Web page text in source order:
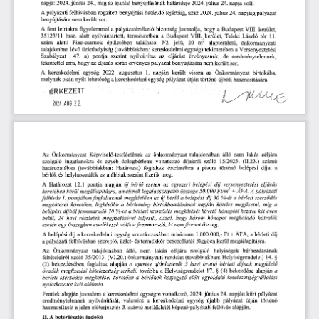
napja: 2024. június 24., míg az ajánlat benyújtásának határideje 2024. július 24. napja volt.
A pályázati felhívásban rögzített benyújtási határidő lejártáig, azaz 2024. július 24. napjáig pályázat
benyújtására nem került sor.
A fent leírtakra figyelemmel a pályázatértékelö bizottság javasolja, hogy a Budapest VIII. kerület,
35123/11 hrsz. alatt nyilvántartott, természetben a Budapest VIII. kerület, Teleki László tér 11.
szám
alatti Piac-csarnok épületében található, J/2. jelű, 20 m2 alapterületű,
önkormányzati
tulajdonban lévő üzlethelyiség (továbbiakban: kereskedelmi egység) tekintetében a Versenyeztetési
Szabályzat
47. a) pontja szerint nyilvánítsa az eljárást érvényesnek, de eredménytelennek,
tekintettel arra, hogy az eljárás során érvényes pályázatbenyújtására nem került sor.
A kereskedelmi egység 2022. augusztus 1. napján került vissza az Önkormányzat birtokába,
melynek okán nyílt lehetőség a kereskedelmi egység pályázat útján történő újbóli hasznosítására.
ÉRKEZETT
2024 AUG 22.
Az Önkormányzat Képviselő-testületének az önkormányzat tulajdonában álló nem lakás céljára
szolgáló ingatlanokra és egyéb dologbérletre vonatkozó díjakról szóló 15/2023. (11.23.) számú
határozatában (továbbiakban: Határozat) foglaltak értelmében a piacra történő belépési díjat a
bérlők és helyhasználók az alábbiak szerint fizetik meg:
A Határozat 12.1 pontja alapján új bérlő esetén az egyszeri belépési díj versenyeztetési eljárás
keretében kerülmegállapításra, amelynek legalacsonyabb összege 50.000 Ft/m2 + ÁFA. A pályázati
felhívás 1. pontjában foglaltaknakmegfelelően az új bérlőa belépési díj 30 %-át a bérleti szerződés
megkötését követően, legkésőbb a bérlemény birtokbaadásának napján köteles megfizetni, míg a
belépési díjbólfennmaradó 70 %-ot a bérleti szerződés megkötését követő hónaptól kezdve két éven
belül, 24 havi részletek megfizetésével teljesíti, azzal, hogy három hónapot meghaladó hátralék
esetén egy összegben esedékessé válikafennmaradó, ki nem fizetett összeg.
A belépési díj a kereskedelmi egység vonatkozásában minimum 1.000.000,- Ft + ÁFA, a bérleti díj
a pályázati felhívásban szereplő, üzlet- és termékkör besorolástól függően keiül megállapításra.
Az
Önkormányzat tulajdonában álló, nem lakás céljára szolgáló helyiségek
bérbeadásának
feltételeiről szóló 35/2013. (VI.20.) önkormányzati rendelet (továbbiakban: Helyiségrendelet) 14. §
(2) bekezdésében foglaltak alapján a nyertes ajánlattevőt 3 havi bruttó bérleti díjnak megfelelő
óvadék megfizetési kötelezettség terheli, továbbá a Helyiségrendelet 17. § (4) bekezdése alapján a
bérleti szerződés megkötését követően a bérlőnek közjegyző előtt egyoldalú kötelezettségvállalási
nyilatkozatotkellaláírnia.
Fentiek alapján javaslom akereskedelmi egységre vonatkozó, 2024. június 24. napján kiírt pályázat
eredménytelennek nyilvánítását, valamint a kereskedelmi egység újabb pályázat útján történő
hasznosítását a jelen előterjesztés 3. számú mellékletétképező pályázati felhívás alapján.
ILA beterjesztés indoka